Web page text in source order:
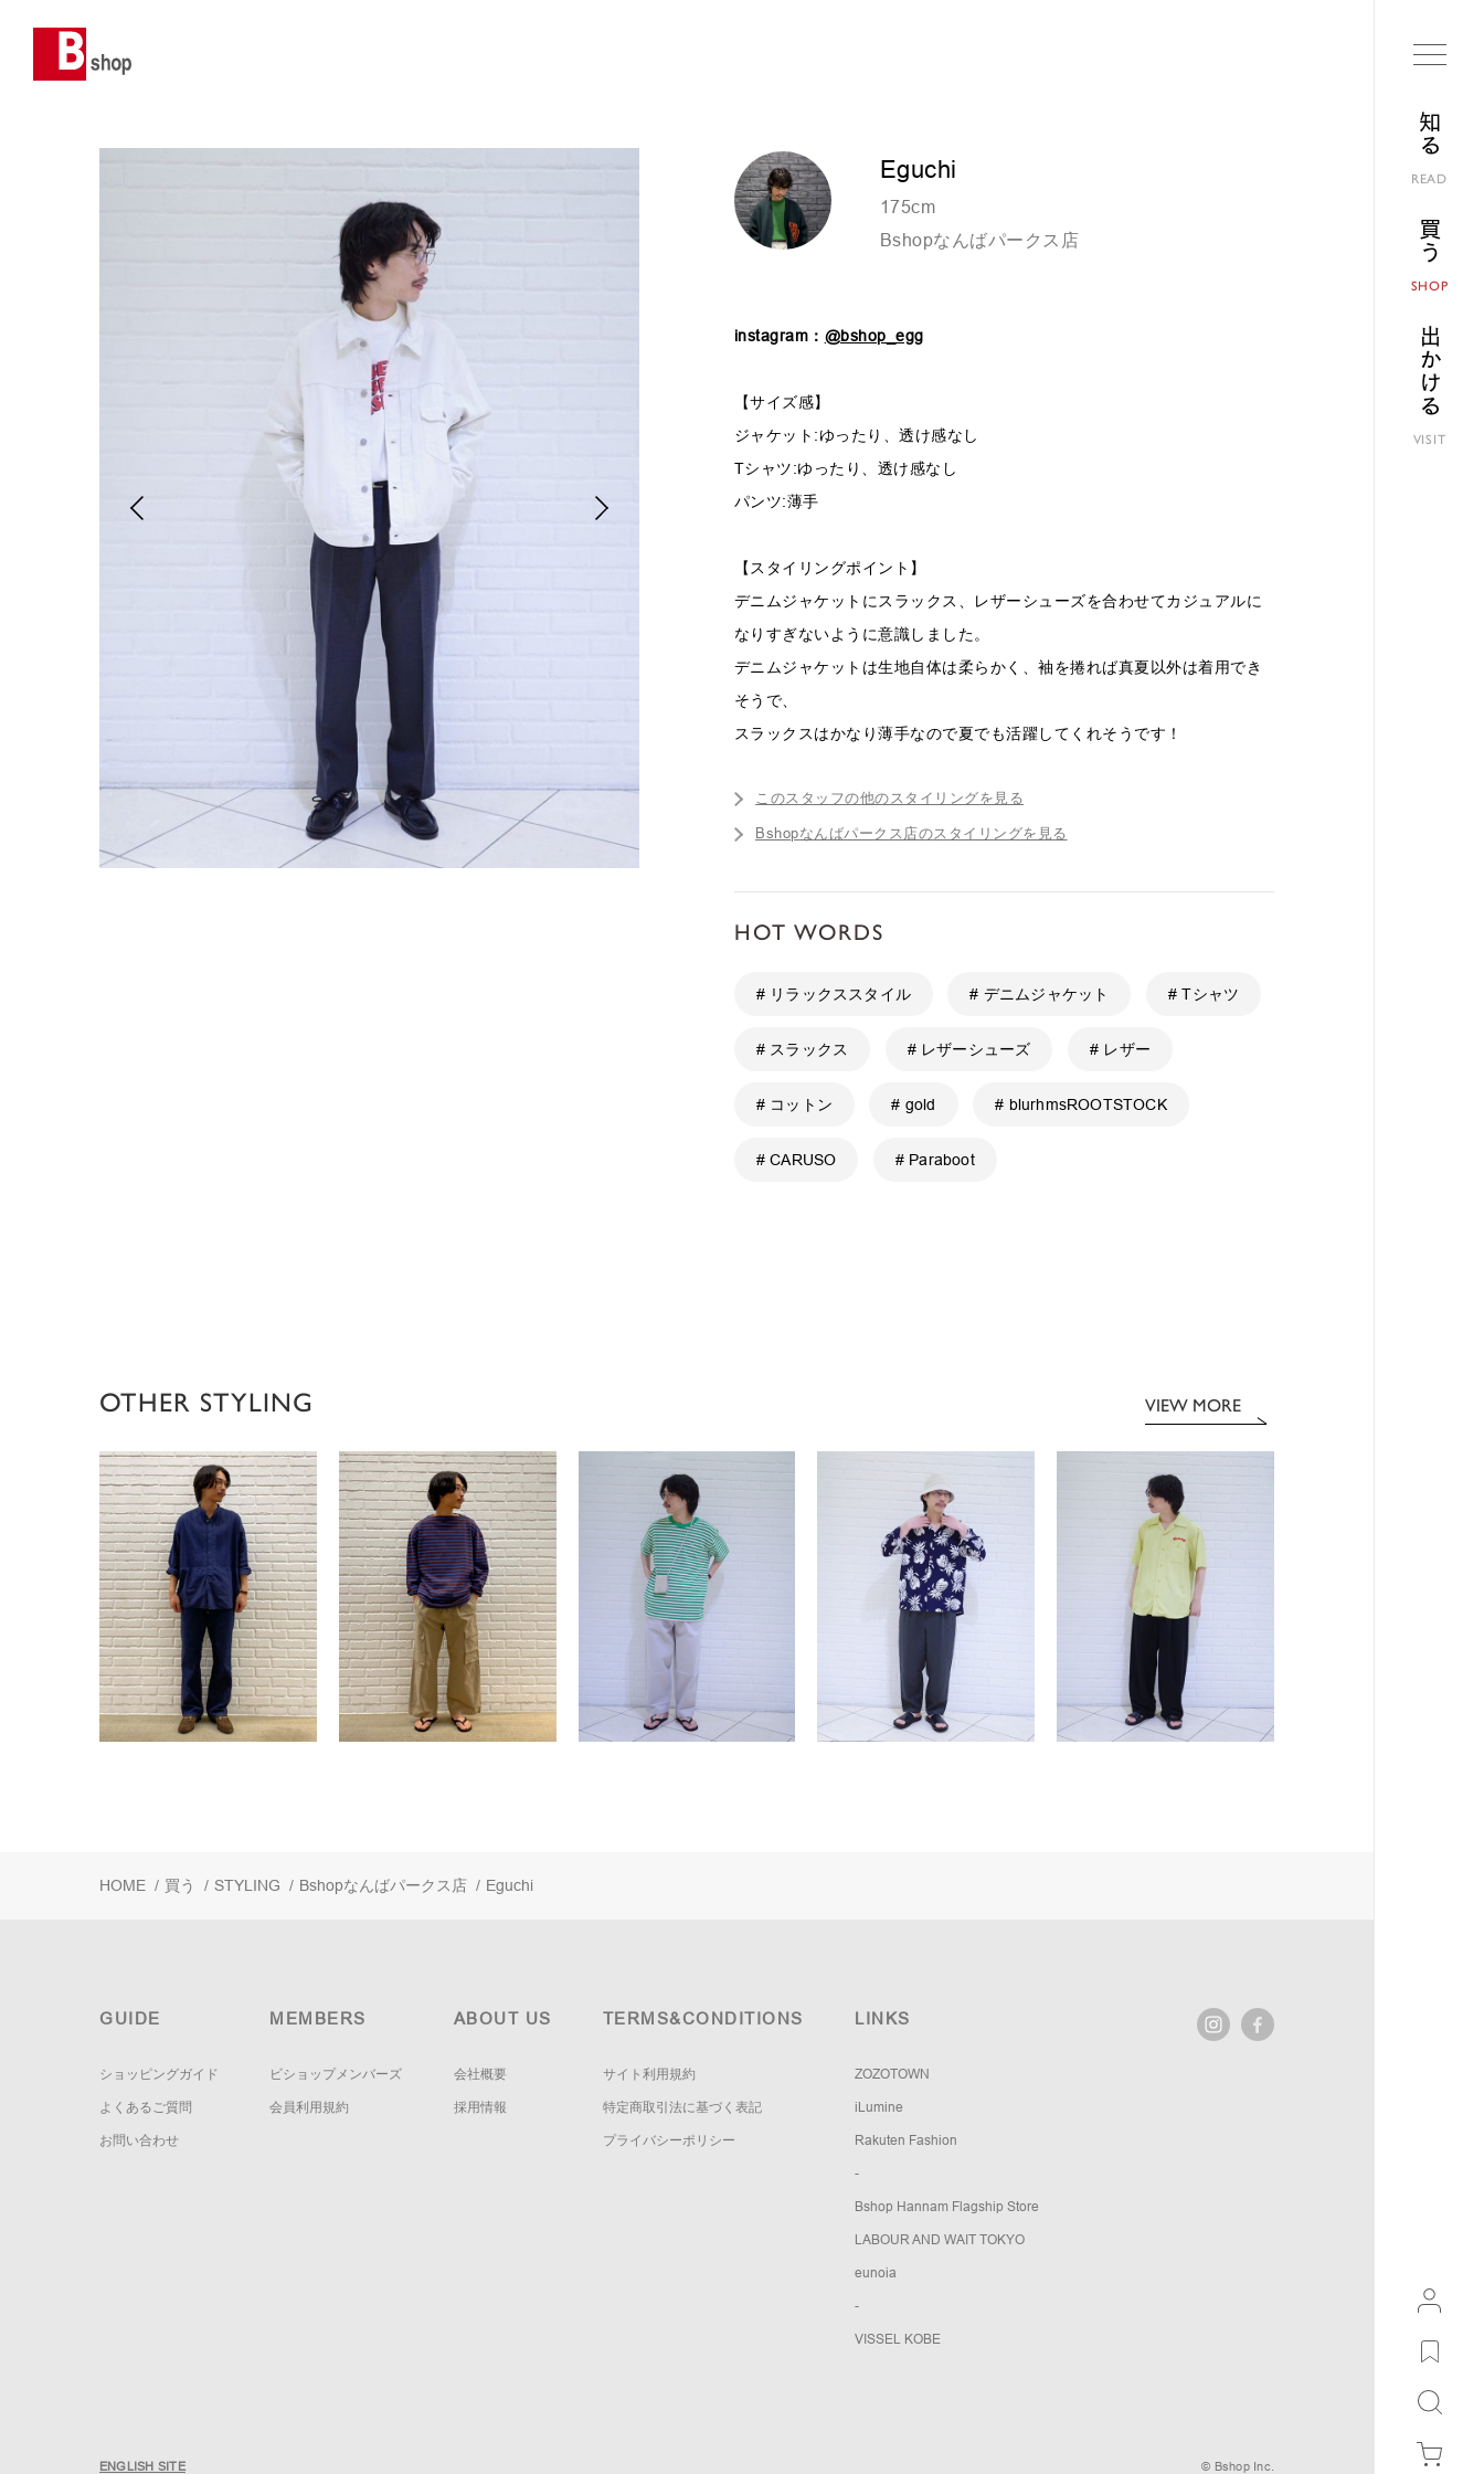
知る
READ
買う
SHOP
出かける
VISIT
Eguchi
175cm
Bshopなんばパークス店
instagram： @bshop_egg
【サイズ感】
ジャケット:ゆったり、透け感なし
Tシャツ:ゆったり、透け感なし
パンツ:薄手
【スタイリングポイント】
デニムジャケットにスラックス、レザーシューズを合わせてカジュアルに
なりすぎないように意識しました。
デニムジャケットは生地自体は柔らかく、袖を捲れば真夏以外は着用でき
そうで、
スラックスはかなり薄手なので夏でも活躍してくれそうです！
このスタッフの他のスタイリングを見る
Bshopなんばパークス店のスタイリングを見る
HOT WORDS
# リラックススタイル # デニムジャケット # Tシャツ
# スラックス # レザーシューズ # レザー
# コットン # gold # blurhmsROOTSTOCK
# CARUSO # Paraboot
OTHER STYLING VIEW MORE
HOME / 買う / STYLING / Bshopなんばパークス店 / Eguchi
GUIDE
ショッピングガイド
よくあるご質問
お問い合わせ
MEMBERS
ビショップメンバーズ
会員利用規約
ABOUT US
会社概要
採用情報
TERMS&CONDITIONS
サイト利用規約
特定商取引法に基づく表記
プライバシーポリシー
LINKS
ZOZOTOWN
iLumine
Rakuten Fashion
-
Bshop Hannam Flagship Store
LABOUR AND WAIT TOKYO
eunoia
-
VISSEL KOBE
ENGLISH SITE © Bshop Inc.